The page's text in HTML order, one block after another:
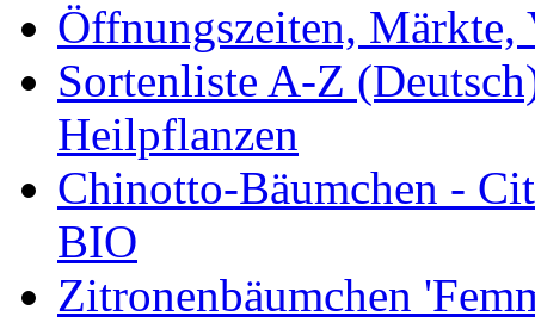
Öffnungszeiten, Märkte,
Sortenliste A-Z
Heilpflanzen
Chinotto-Bäumchen -
BIO
Zitronenbäumchen